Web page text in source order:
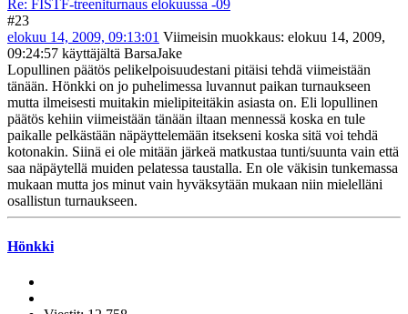
Re: FISTF-treeniturnaus elokuussa -09
#23
elokuu 14, 2009, 09:13:01 Viimeisin muokkaus: elokuu 14, 2009,
09:24:57 käyttäjältä BarsaJake
Lopullinen päätös pelikelpoisuudestani pitäisi tehdä viimeistään
tänään. Hönkki on jo puhelimessa luvannut paikan turnaukseen
mutta ilmeisesti muitakin mielipiteitäkin asiasta on. Eli lopullinen
päätös kehiin viimeistään tänään iltaan mennessä koska en tule
paikalle pelkästään näpäyttelemään itsekseni koska sitä voi tehdä
kotonakin. Siinä ei ole mitään järkeä matkustaa tunti/suunta vain että
saa näpäytellä muiden pelatessa taustalla. En ole väkisin tunkemassa
mukaan mutta jos minut vain hyväksytään mukaan niin mielelläni
osallistun turnaukseen.
Hönkki